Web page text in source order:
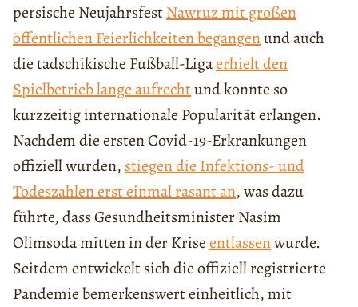
persische NeujahrsfestNawruz mit großen
öffentlichen Feierlichkeiten begangenund auch
die tadschikische Fußball-Ligaerhielt den
Spielbetrieb lange aufrechtund konnte so
kurzzeitig internationale Popularität erlangen.
Nachdem die ersten Covid-19-Erkrankungen
offiziell wurden, stiegen die Infektions- und
Todeszahlen erst einmal rasant an, was dazu
führte, dass Gesundheitsminister Nasim
Olimsoda mitten in der Kriseentlassenwurde.
Seitdem entwickelt sich die offiziell registrierte
Pandemie bemerkenswert einheitlich, mit